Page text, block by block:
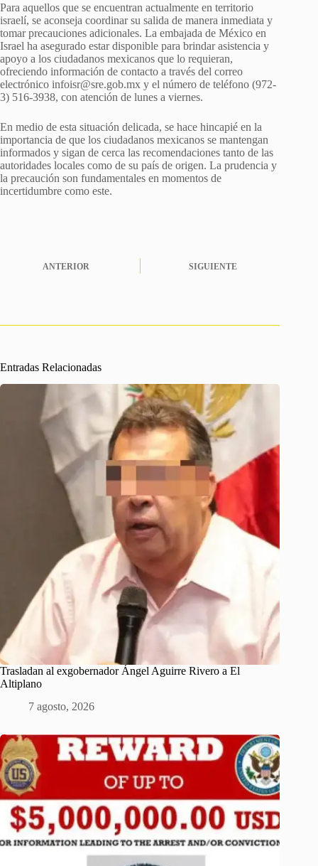
Para aquellos que se encuentran actualmente en territorio
israelí, se aconseja coordinar su salida de manera inmediata y
tomar precauciones adicionales. La embajada de México en
Israel ha asegurado estar disponible para brindar asistencia y
apoyo a los ciudadanos mexicanos que lo requieran,
ofreciendo información de contacto a través del correo
electrónico infoisr@sre.gob.mx y el número de teléfono (972-
3) 516-3938, con atención de lunes a viernes.
En medio de esta situación delicada, se hace hincapié en la
importancia de que los ciudadanos mexicanos se mantengan
informados y sigan de cerca las recomendaciones tanto de las
autoridades locales como de su país de origen. La prudencia y
la precaución son fundamentales en momentos de
incertidumbre como este.
ANTERIOR SIGUIENTE
Entradas Relacionadas
Trasladan al exgobernador Ángel Aguirre Rivero a El
Altiplano
7 agosto, 2026